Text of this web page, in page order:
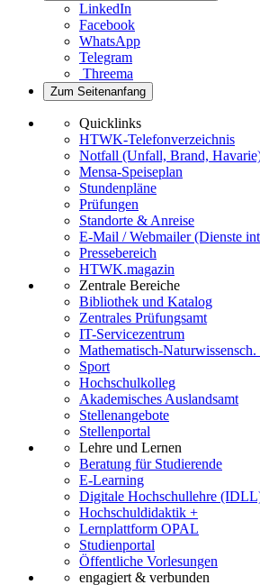
LinkedIn
Facebook
WhatsApp
Telegram
Threema
Zum Seitenanfang
Quicklinks
HTWK-Telefonverzeichnis
Notfall (Unfall, Brand,
Mensa-Speiseplan
Stundenpläne
Prüfungen
Standorte & Anreise
E-Mail / Webmailer (Dienste
Pressebereich
HTWK.magazin
Zentrale Bereiche
Bibliothek und Katalog
Zentrales Prüfungsamt
IT-Servicezentrum
Mathematisch-
Sport
Hochschulkolleg
Akademisches Auslandsamt
Stellenangebote
Stellenportal
Lehre und Lernen
Beratung für Studierende
E-Learning
Digitale Hochschullehre
Hochschuldidaktik +
Lernplattform OPAL
Studienportal
Öffentliche Vorlesungen
engagiert & verbunden